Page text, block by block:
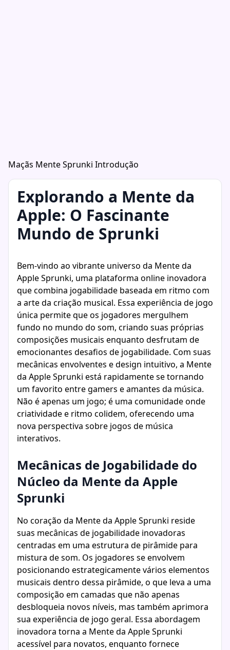
Maçãs Mente Sprunki Introdução
Explorando a Mente da
Apple: O Fascinante
Mundo de Sprunki
Bem-vindo ao vibrante universo da Mente da
Apple Sprunki, uma plataforma online inovadora
que combina jogabilidade baseada em ritmo com
a arte da criação musical. Essa experiência de jogo
única permite que os jogadores mergulhem
fundo no mundo do som, criando suas próprias
composições musicais enquanto desfrutam de
emocionantes desafios de jogabilidade. Com suas
mecânicas envolventes e design intuitivo, a Mente
da Apple Sprunki está rapidamente se tornando
um favorito entre gamers e amantes da música.
Não é apenas um jogo; é uma comunidade onde
criatividade e ritmo colidem, oferecendo uma
nova perspectiva sobre jogos de música
interativos.
Mecânicas de Jogabilidade do
Núcleo da Mente da Apple
Sprunki
No coração da Mente da Apple Sprunki reside
suas mecânicas de jogabilidade inovadoras
centradas em uma estrutura de pirâmide para
mistura de som. Os jogadores se envolvem
posicionando estrategicamente vários elementos
musicais dentro dessa pirâmide, o que leva a uma
composição em camadas que não apenas
desbloqueia novos níveis, mas também aprimora
sua experiência de jogo geral. Essa abordagem
inovadora torna a Mente da Apple Sprunki
acessível para novatos, enquanto fornece